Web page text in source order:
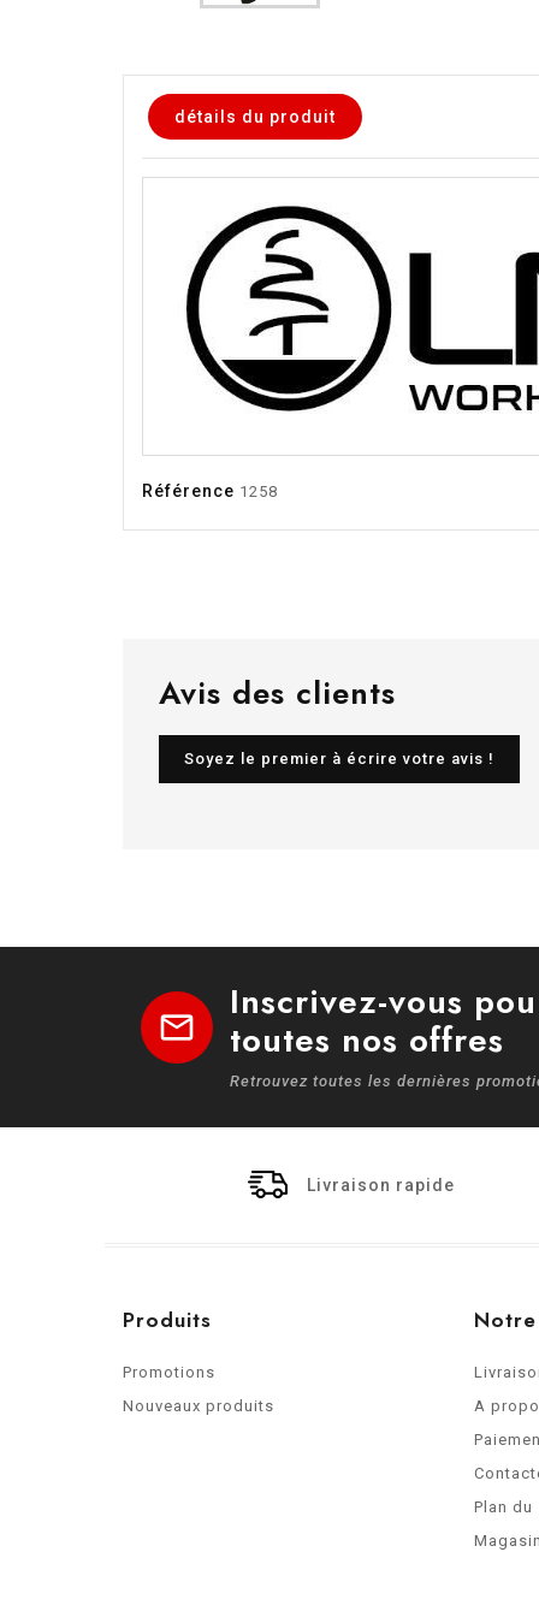
détails du produit
Référence 1258
Avis des clients
Soyez le premier à écrire votre avis !
mail
Inscrivez-vous
toutes nos offres
Retrouvez toutes les dernières
Livraison rapide
Produits
Promotions
Nouveaux produits
A
Plan du